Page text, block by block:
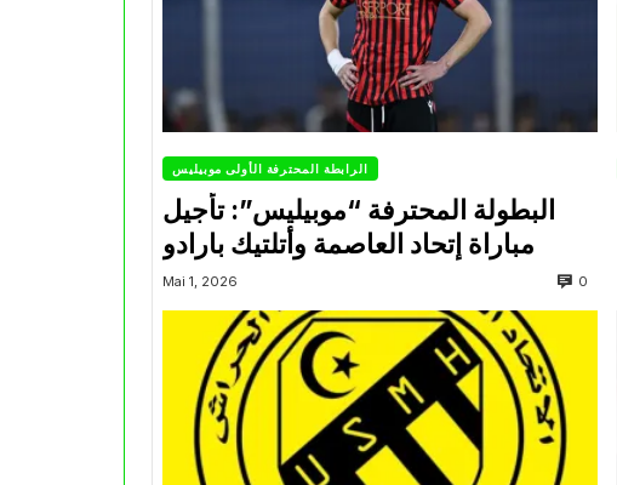
الرابطة المحترفة الأولى موبيليس
البطولة المحترفة “موبيليس”: تأجيل
مباراة إتحاد العاصمة وأتلتيك بارادو
Mai 1, 2026 0